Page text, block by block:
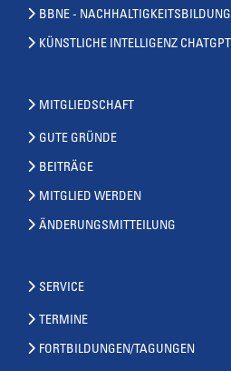
BBNE - NACHHALTIGKEITSBILDUNG
KÜNSTLICHE INTELLIGENZ CHATGPT
MITGLIEDSCHAFT
GUTE GRÜNDE
BEITRÄGE
MITGLIED WERDEN
ÄNDERUNGSMITTEILUNG
SERVICE
TERMINE
FORTBILDUNGEN/TAGUNGEN